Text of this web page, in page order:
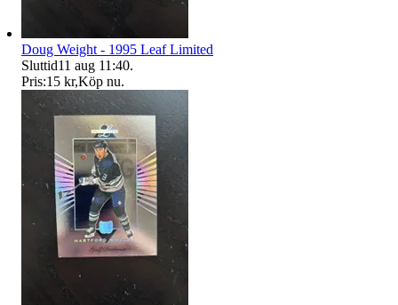
Doug Weight - 1995 Leaf Limited
Sluttid11 aug 11:40.
Pris:15 kr,Köp nu.